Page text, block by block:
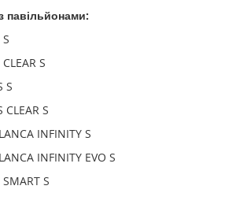
павільйонами:
S
S
CLEAR S
INFINITY S
INFINITY EVO S
SMART S